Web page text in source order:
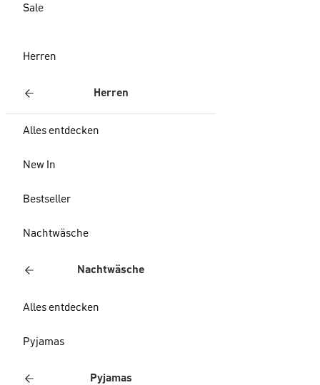
Sale
Herren
Herren
Alles entdecken
New In
Bestseller
Nachtwäsche
Nachtwäsche
Alles entdecken
Pyjamas
Pyjamas